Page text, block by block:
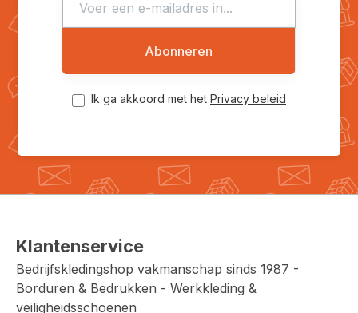
Abonneren
Ik ga akkoord met het Privacy beleid
Klantenservice
Bedrijfskledingshop vakmanschap sinds 1987 -
Borduren & Bedrukken - Werkkleding &
veiligheidsschoenen